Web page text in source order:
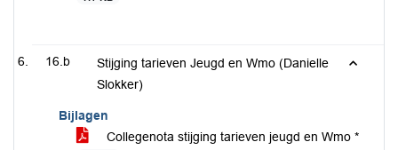
16.b
Stijging tarieven Jeugd en Wmo (Danielle
Slokker)
Bijlagen
Collegenota stijging tarieven jeugd en Wmo *